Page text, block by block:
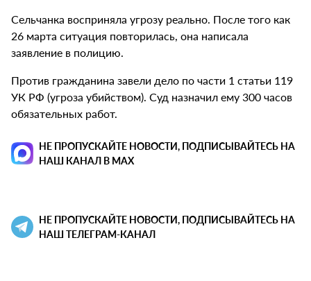
Сельчанка восприняла угрозу реально. После того как
26 марта ситуация повторилась, она написала
заявление в полицию.
Против гражданина завели дело по части 1 статьи 119
УК РФ (угроза убийством). Суд назначил ему 300 часов
обязательных работ.
НЕ ПРОПУСКАЙТЕ НОВОСТИ, ПОДПИСЫВАЙТЕСЬ НА
НАШ КАНАЛ В MAX
НЕ ПРОПУСКАЙТЕ НОВОСТИ, ПОДПИСЫВАЙТЕСЬ НА
НАШ ТЕЛЕГРАМ-КАНАЛ